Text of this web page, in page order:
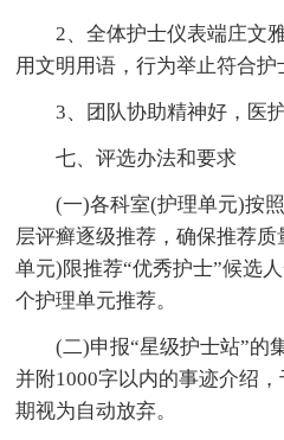
2、全体护士仪表端庄文
用文明用语，行为举止符合护
3、团队协助精神好，医
七、评选办法和要求
(一)各科室(护理单元)按
层评癣逐级推荐，确保推荐
单元)限推荐“优秀护士”候选
个护理单元推荐。
(二)申报“星级护士站”的
并附1000字以内的事迹介绍
期视为自动放弃。